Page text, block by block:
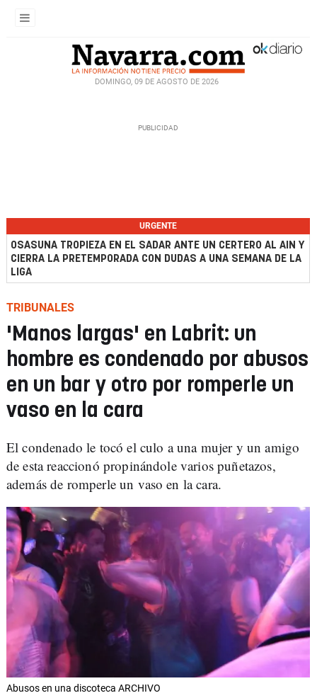
DOMINGO, 09 DE AGOSTO DE 2026
URGENTE
OSASUNA TROPIEZA EN EL SADAR ANTE UN CERTERO AL AIN Y
CIERRA LA PRETEMPORADA CON DUDAS A UNA SEMANA DE LA
LIGA
TRIBUNALES
'Manos largas' en Labrit: un
hombre es condenado por abusos
en un bar y otro por romperle un
vaso en la cara
El condenado le tocó el culo a una mujer y un amigo
de esta reaccionó propinándole varios puñetazos,
además de romperle un vaso en la cara.
Abusos en una discoteca ARCHIVO